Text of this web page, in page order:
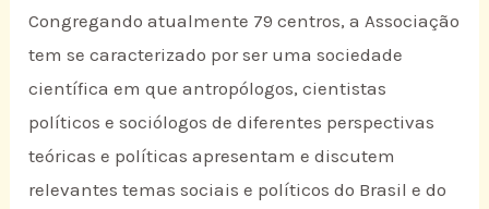
Congregando atualmente 79 centros, a Associação
tem se caracterizado por ser uma sociedade
científica em que antropólogos, cientistas
políticos e sociólogos de diferentes perspectivas
teóricas e políticas apresentam e discutem
relevantes temas sociais e políticos do Brasil e do